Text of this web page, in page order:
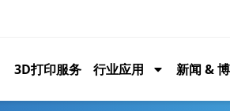
3D打印服务 行业应用 新闻 &